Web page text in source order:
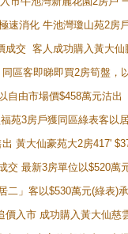
速消化 牛池灣瓊山苑2房
成交 客人成功購入黃大
區客即睇即買2房筍盤，
自由市場價$458萬元沽出
苑3房戶獲同區綠表客以
黃大仙豪苑大2房417'
交 最新3房單位以$520萬
二」客以$530萬元(綠表)
入市 成功購入黃大仙